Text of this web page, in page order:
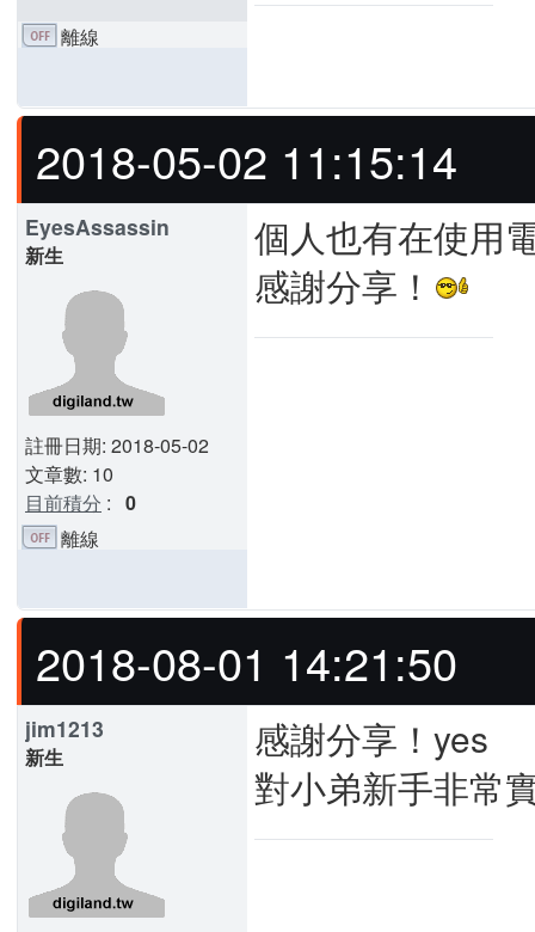
離線
2018-05-02 11:15:14
EyesAssassin
新生
註冊日期: 2018-05-02
文章數: 10
目前積分 : 0
個人也有在使用
感謝分享！
離線
2018-08-01 14:21:50
jim1213
新生
感謝分享！yes
對小弟新手非常